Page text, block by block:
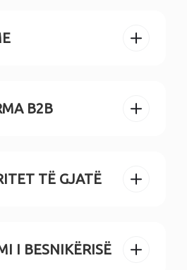
B2B
TË GJATË
I BESNIKËRISË